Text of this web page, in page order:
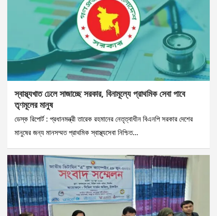
স্বাস্থ্যখাত ঢেলে সাজাচ্ছে সরকার, বিনামূল্যে প্রাথমিক সেবা পাবে
তৃণমূলের মানুষ
ডেস্ক রিপোর্ট : প্রধানমন্ত্রী তারেক রহমানের নেতৃত্বাধীন বিএনপি সরকার দেশের
মানুষের জন্য মানসম্মত প্রাথমিক স্বাস্থ্যসেবা নিশ্চিত…